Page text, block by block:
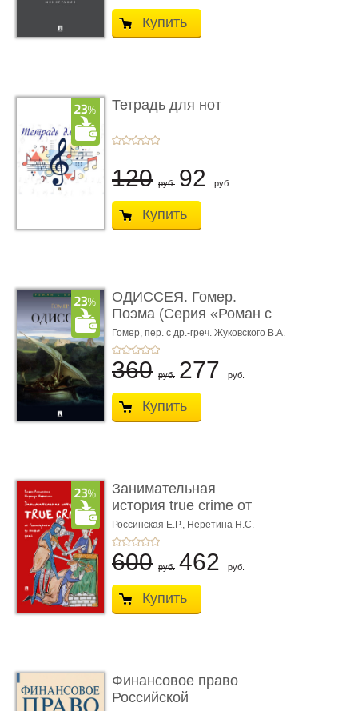
Купить
Тетрадь для нот
120 руб. 92 руб.
Купить
ОДИССЕЯ. Гомер.
Поэма (Серия «Роман с
книгой»)
Гомер, пер. с др.-греч. Жуковского В.А.
360 руб. 277 руб.
Купить
Занимательная
история true crime от
Гиппократа до � ...
Россинская Е.Р., Неретина Н.С.
600 руб. 462 руб.
Купить
Финансовое право
Российской